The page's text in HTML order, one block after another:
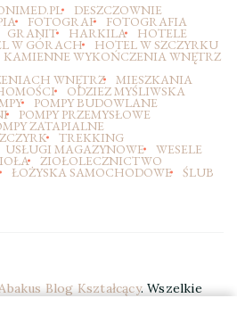
DESZCZOWNIE
FOTOGRAF FOTOGRAFIA
GRANIT HARKILA HOTELE
W GÓRACH HOTEL W SZCZYRKU
KAMIENNE WYKOŃCZENIA WNĘTRZ
WNĘTRZ MIESZKANIA
ODZIEZ MYŚLIWSKA
POMPY BUDOWLANE
POMPY PRZEMYSŁOWE
ZATAPIALNE
TREKKING
USŁUGI MAGAZYNOWE WESELE
ZIOŁOLECZNICTWO
ŁOŻYSKA SAMOCHODOWE ŚLUB
Blog Kształcący. Wszelkie